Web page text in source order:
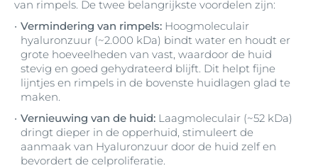
van rimpels. De twee belangrijkste voordelen zijn:
Vermindering van rimpels: Hoogmoleculair
hyaluronzuur (~2.000 kDa) bindt water en houdt er
grote hoeveelheden van vast, waardoor de huid
stevig en goed gehydrateerd blijft. Dit helpt fijne
lijntjes en rimpels in de bovenste huidlagen glad te
maken.
Vernieuwing van de huid: Laagmoleculair (~52 kDa)
dringt dieper in de opperhuid, stimuleert de
aanmaak van Hyaluronzuur door de huid zelf en
bevordert de celproliferatie.